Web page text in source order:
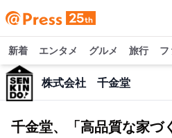
新着 エンタメ グルメ 旅行 フ
株式会社 千金堂
千金堂、「高品質な家づ